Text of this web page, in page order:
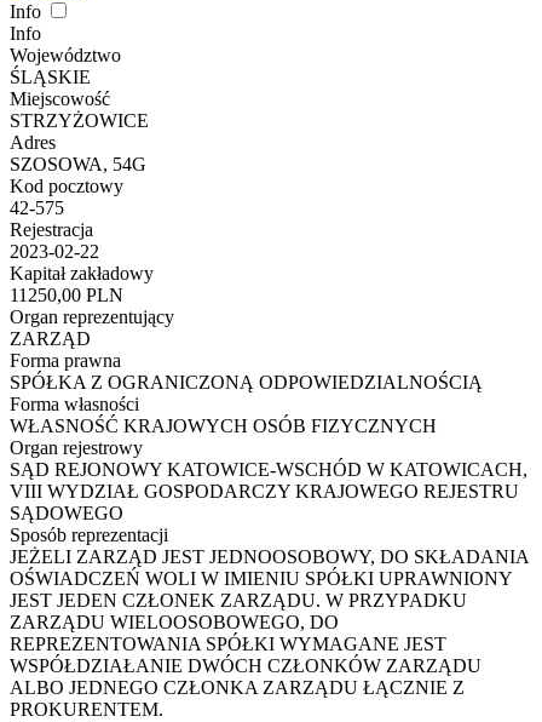
Info
Info
Województwo
ŚLĄSKIE
Miejscowość
STRZYŻOWICE
Adres
SZOSOWA, 54G
Kod pocztowy
42-575
Rejestracja
2023-02-22
Kapitał zakładowy
11250,00 PLN
Organ reprezentujący
ZARZĄD
Forma prawna
SPÓŁKA Z OGRANICZONĄ ODPOWIEDZIALNOŚCIĄ
Forma własności
WŁASNOŚĆ KRAJOWYCH OSÓB FIZYCZNYCH
Organ rejestrowy
SĄD REJONOWY KATOWICE-WSCHÓD W KATOWICACH,
VIII WYDZIAŁ GOSPODARCZY KRAJOWEGO REJESTRU
SĄDOWEGO
Sposób reprezentacji
JEŻELI ZARZĄD JEST JEDNOOSOBOWY, DO SKŁADANIA
OŚWIADCZEŃ WOLI W IMIENIU SPÓŁKI UPRAWNIONY
JEST JEDEN CZŁONEK ZARZĄDU. W PRZYPADKU
ZARZĄDU WIELOOSOBOWEGO, DO
REPREZENTOWANIA SPÓŁKI WYMAGANE JEST
WSPÓŁDZIAŁANIE DWÓCH CZŁONKÓW ZARZĄDU
ALBO JEDNEGO CZŁONKA ZARZĄDU ŁĄCZNIE Z
PROKURENTEM.